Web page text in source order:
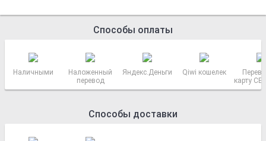
Способы оплаты
Наличными
Наложенный
перевод
Яндекс.Деньги Qiwi кошелек
карту
Способы доставки